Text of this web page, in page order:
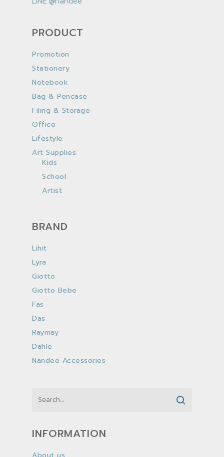
PRODUCT
Promotion
Stationery
Notebook
Bag & Pencase
Filing & Storage
Office
Lifestyle
Art Supplies
Kids
School
Artist
BRAND
Lihit
Lyra
Giotto
Giotto Bebe
Fas
Das
Raymay
Dahle
Nandee Accessories
INFORMATION